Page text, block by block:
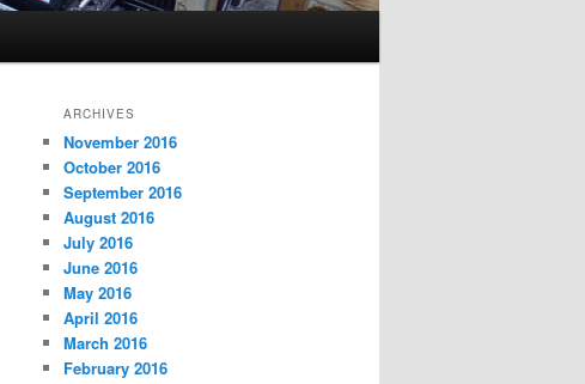
ARCHIVES
November 2016
October 2016
September 2016
August 2016
July 2016
June 2016
May 2016
April 2016
March 2016
February 2016